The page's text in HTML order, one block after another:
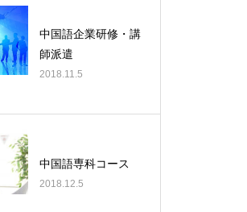
中国語企業研修・講
師派遣
2018.11.5
中国語専科コース
2018.12.5